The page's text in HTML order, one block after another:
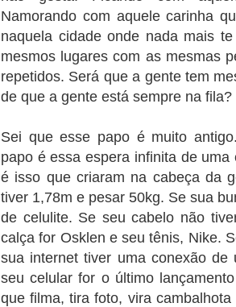
Namorando com aquele carinha
naquela cidade onde nada mais
mesmos lugares com as mesmas
repetidos. Será que a gente tem
de que a gente está sempre na fila?
Sei que esse papo é muito
papo é essa espera infinita de
é isso que criaram na cabeça da
tiver 1,78m e pesar 50kg. Se sua
de celulite. Se seu cabelo não
calça for Osklen e seu tênis, Nike.
sua internet tiver uma conexão
seu celular for o último
que filma, tira foto, vira